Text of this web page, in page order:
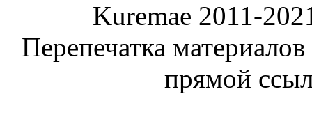
Kuremae 2011-
Перепечатка
прямой